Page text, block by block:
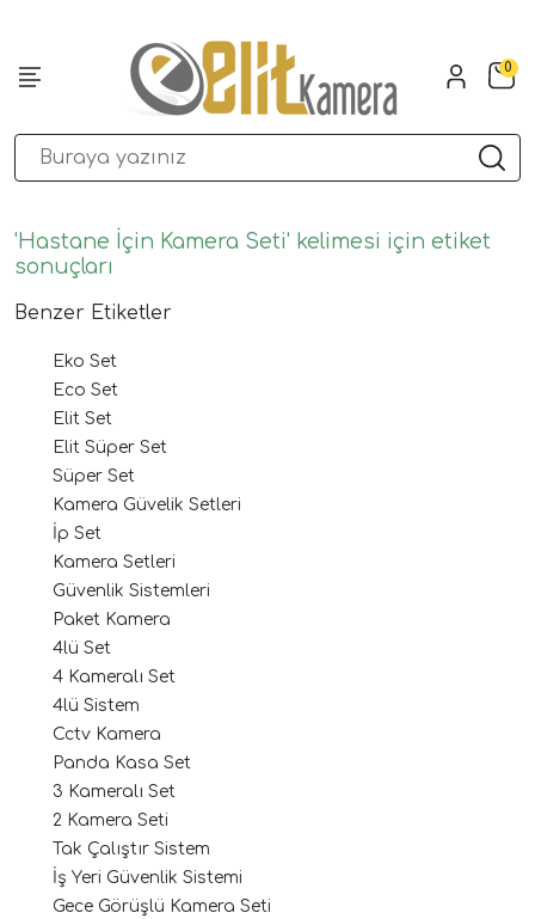
0
'Hastane İçin Kamera Seti' kelimesi için etiket
sonuçları
Benzer Etiketler
Eko Set
Eco Set
Elit Set
Elit Süper Set
Süper Set
Kamera Güvelik Setleri
İp Set
Kamera Setleri
Güvenlik Sistemleri
Paket Kamera
4lü Set
4 Kameralı Set
4lü Sistem
Cctv Kamera
Panda Kasa Set
3 Kameralı Set
2 Kamera Seti
Tak Çalıştır Sistem
İş Yeri Güvenlik Sistemi
Gece Görüşlü Kamera Seti